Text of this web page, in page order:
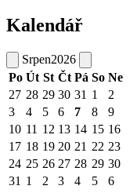
Kalendář
Srpen2026
Po Út St Čt Pá So Ne
27 28 29 30 31 1
2
3
4 5 6 7 8
9
10 11 12 13 14 15 16
17 18 19 20 21 22 23
24 25 26 27 28 29 30
31 1 2 3 4 5 6